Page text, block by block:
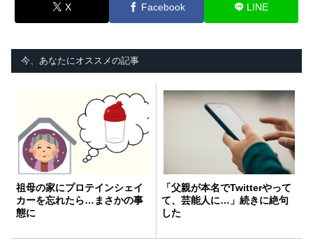
X Facebook LINE
今、あなたにオススメの記事
祖母の家にプロテインシェイ
カーを忘れたら…まさかの事
態に
「父親が本名でTwitterやって
て、芸能人に…」続きに絶句
した